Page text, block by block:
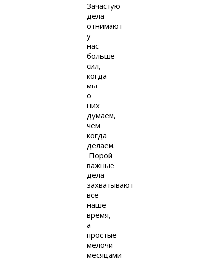
Зачастую
дела
отнимают
у
нас
больше
сил,
когда
мы
о
них
думаем,
чем
когда
делаем.
Порой
важные
дела
захватывают
всё
наше
время,
а
простые
мелочи
месяцами